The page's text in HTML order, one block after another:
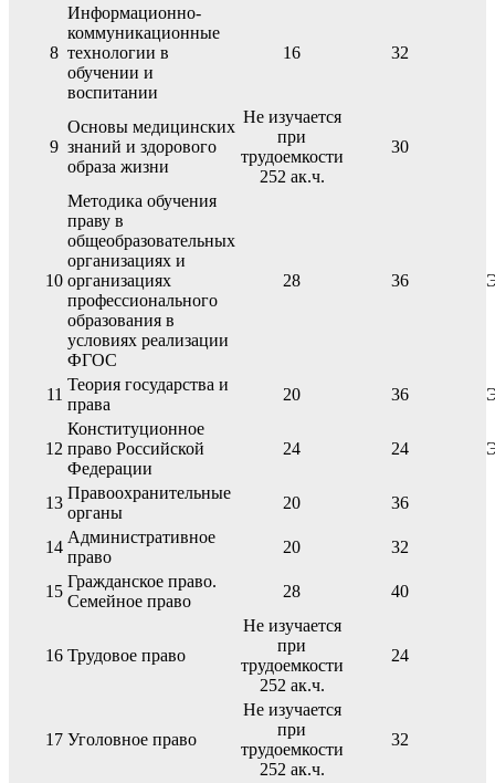
8
Информационно-
коммуникационные
технологии в
обучении и
воспитании
16 32
9
Основы медицинских
знаний и здорового
образа жизни
Не изучается
при
трудоемкости
252 ак.ч.
30
10
Методика обучения
праву в
общеобразовательных
организациях и
организациях
профессионального
образования в
условиях реализации
ФГОС
28 36
11
Теория государства и
права
20 36
12
Конституционное
право Российской
Федерации
24 24
13
Правоохранительные
органы
20 36
14
Административное
право
20 32
15
Гражданское право.
Семейное право
28 40
16 Трудовое право
Не изучается
при
трудоемкости
252 ак.ч.
24
17 Уголовное право
Не изучается
при
трудоемкости
252 ак.ч.
32